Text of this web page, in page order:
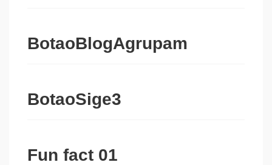
BotaoBlogAgrupam
BotaoSige3
Fun fact 01